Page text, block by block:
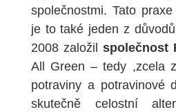
společnostmi. Tato
je to také jeden z
2008 založil společnost
All Green – tedy ,zcela
potraviny a potravinové
skutečně celostní